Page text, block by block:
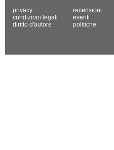
privacy
condizioni legali
diritto d'autore
recensioni
eventi
politiche